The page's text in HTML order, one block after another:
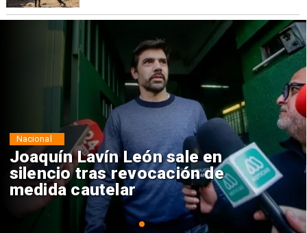
Chile y Venezuela formalizan
reinicio de relaciones
consulares
Nacional